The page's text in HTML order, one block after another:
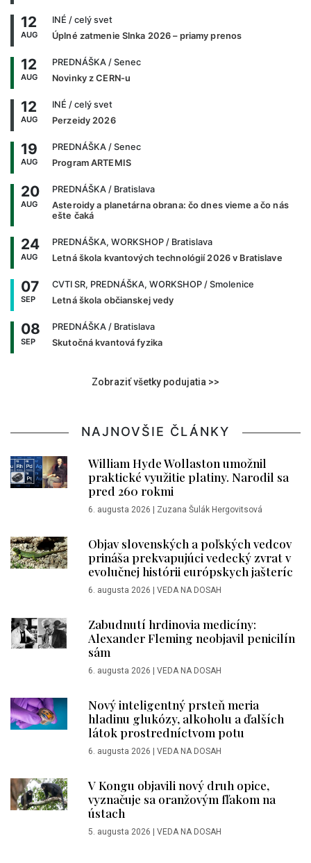
12
AUG
INÉ / celý svet
Úplné zatmenie Slnka 2026 – priamy prenos
12
AUG
PREDNÁŠKA / Senec
Novinky z CERN-u
12
AUG
INÉ / celý svet
Perzeidy 2026
19
AUG
PREDNÁŠKA / Senec
Program ARTEMIS
20
AUG
PREDNÁŠKA / Bratislava
Asteroidy a planetárna obrana: čo dnes vieme a čo nás
ešte čaká
24
AUG
PREDNÁŠKA, WORKSHOP / Bratislava
Letná škola kvantových technológií 2026 v Bratislave
07
SEP
CVTI SR, PREDNÁŠKA, WORKSHOP / Smolenice
Letná škola občianskej vedy
08
SEP
PREDNÁŠKA / Bratislava
Skutočná kvantová fyzika
Zobraziť všetky podujatia >>
NAJNOVŠIE ČLÁNKY
William Hyde Wollaston umožnil
praktické využitie platiny. Narodil sa
pred 260 rokmi
6. augusta 2026 Zuzana Šulák Hergovitsová
Objav slovenských a poľských vedcov
prináša prekvapujúci vedecký zvrat v
evolučnej histórii európskych jašteríc
6. augusta 2026 VEDA NA DOSAH
Zabudnutí hrdinovia medicíny:
Alexander Fleming neobjavil penicilín
sám
6. augusta 2026 VEDA NA DOSAH
Nový inteligentný prsteň meria
hladinu glukózy, alkoholu a ďalších
látok prostredníctvom potu
6. augusta 2026 VEDA NA DOSAH
V Kongu objavili nový druh opice,
vyznačuje sa oranžovým fľakom na
ústach
5. augusta 2026 VEDA NA DOSAH